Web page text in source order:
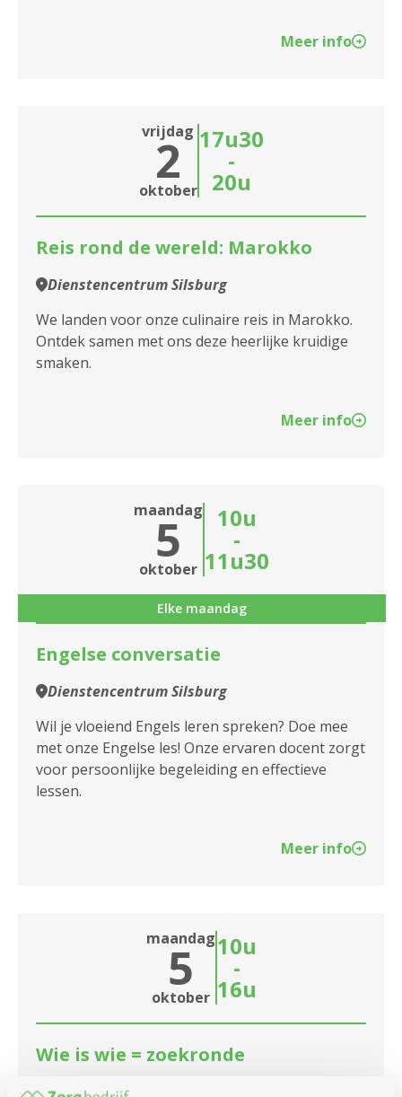
Meer info
vrijdag
2
oktober
17u30
-
20u
Reis rond de wereld: Marokko
Dienstencentrum Silsburg
We landen voor onze culinaire reis in Marokko.
Ontdek samen met ons deze heerlijke kruidige
smaken.
Meer info
maandag
5
oktober
10u
-
11u30
Elke maandag
Engelse conversatie
Dienstencentrum Silsburg
Wil je vloeiend Engels leren spreken? Doe mee
met onze Engelse les! Onze ervaren docent zorgt
voor persoonlijke begeleiding en effectieve
lessen.
Meer info
maandag
5
oktober
10u
-
16u
Wie is wie = zoekronde
Dienstencentrum Silsburg